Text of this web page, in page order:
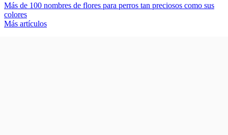
Más de 100 nombres de flores para perros tan preciosos como sus
colores
Más artículos